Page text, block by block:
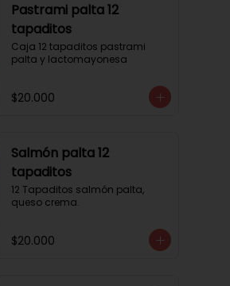
Pastrami palta 12
tapaditos
Caja 12 tapaditos pastrami
palta y lactomayonesa
$20.000
Salmón palta 12
tapaditos
12 Tapaditos salmón palta,
queso crema.
$20.000